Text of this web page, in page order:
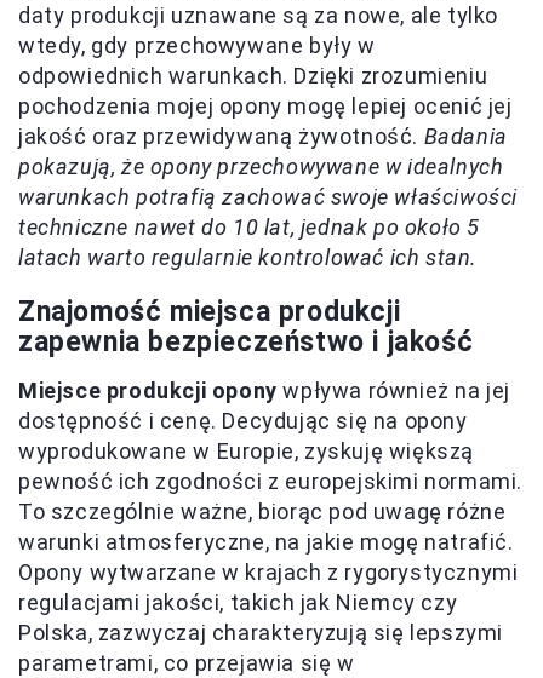
daty produkcji uznawane są za nowe, ale tylko
wtedy, gdy przechowywane były w
odpowiednich warunkach. Dzięki zrozumieniu
pochodzenia mojej opony mogę lepiej ocenić jej
jakość oraz przewidywaną żywotność. Badania
pokazują, że opony przechowywane w idealnych
warunkach potrafią zachować swoje właściwości
techniczne nawet do 10 lat, jednak po około 5
latach warto regularnie kontrolować ich stan.
Znajomość miejsca produkcji
zapewnia bezpieczeństwo i jakość
Miejsce produkcji opony wpływa również na jej
dostępność i cenę. Decydując się na opony
wyprodukowane w Europie, zyskuję większą
pewność ich zgodności z europejskimi normami.
To szczególnie ważne, biorąc pod uwagę różne
warunki atmosferyczne, na jakie mogę natrafić.
Opony wytwarzane w krajach z rygorystycznymi
regulacjami jakości, takich jak Niemcy czy
Polska, zazwyczaj charakteryzują się lepszymi
parametrami, co przejawia się w